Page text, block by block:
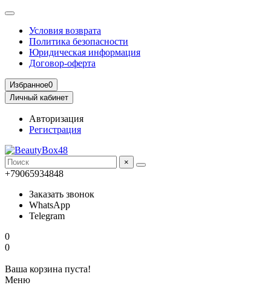
Условия возврата
Политика безопасности
Юридическая информация
Договор-оферта
Избранное0
Личный кабинет
Авторизация
Регистрация
×
+79065934848
Заказать звонок
WhatsApp
Telegram
0
0
Ваша корзина пуста!
Меню